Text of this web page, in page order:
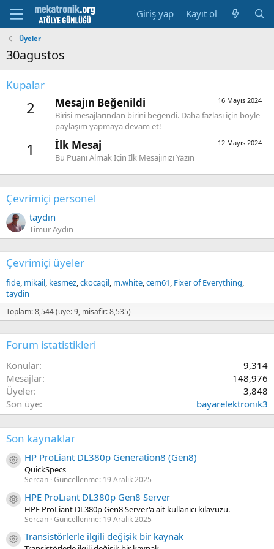
Giriş yap Kayıt ol
Üyeler
30agustos
Kupalar
2 16 Mayıs 2024
Mesajın Beğenildi
Birisi mesajlarından birini beğendi. Daha fazlası için böyle
paylaşım yapmaya devam et!
1 12 Mayıs 2024
İlk Mesaj
Bu Puanı Almak İçin İlk Mesajınızı Yazın
Çevrimiçi personel
taydin
Timur Aydın
Çevrimiçi üyeler
fide mikail kesmez ckocagil m.white cem61 Fixer of Everything
taydin
Toplam: 8,544 (üye: 9, misafir: 8,535)
Forum istatistikleri
Konular
9,314
Mesajlar
148,976
Üyeler
3,848
Son üye
bayarelektronik3
Son kaynaklar
Kaynak ikon/amblem
HP ProLiant DL380p Generation8 (Gen8)
QuickSpecs
Sercan Güncellenme: 19 Aralık 2025
Kaynak ikon/amblem
HPE ProLiant DL380p Gen8 Server
HPE ProLiant DL380p Gen8 Server'a ait kullanıcı kılavuzu.
Sercan Güncellenme: 19 Aralık 2025
Kaynak ikon/amblem
Transistörlerle ilgili değişik bir kaynak